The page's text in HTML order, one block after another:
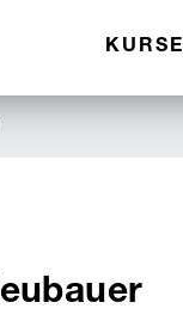
KURSE